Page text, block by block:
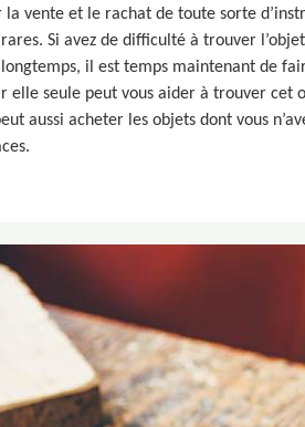
la vente et le rachat de toute sorte
Si avez de difficulté à trouver
il est temps maintenant de
elle seule peut vous aider à trouver cet
aussi acheter les objets dont vous